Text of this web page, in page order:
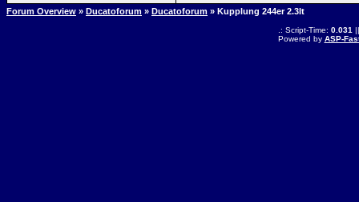
Forum Overview » Ducatoforum » Ducatoforum » Kupplung 244er 2.3lt
.: Script-Time: 0.031
Powered by ASP-